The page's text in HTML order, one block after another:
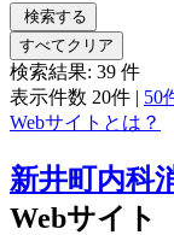
検索する
すべてクリア
検索結果: 39 件
表示件数 20件 | 50
Webサイトとは？
新井町内科
Webサイト